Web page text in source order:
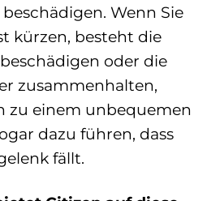
Wenn Sie
kürzen, besteht die
beschädigen oder die
zusammenhalten,
zu einem unbequemen
dazu führen, dass
fällt.